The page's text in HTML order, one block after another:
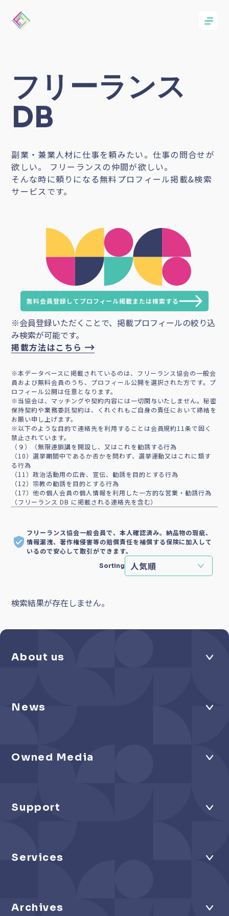
フリーランス
DB
副業・兼業人材に仕事を頼みたい。仕事の問合せが
欲しい。 フリーランスの仲間が欲しい。
そんな時に頼りになる無料プロフィール掲載&検索
サービスです。
無料会員登録してプロフィール掲載または検索する
※会員登録いただくことで、掲載プロフィールの絞り込
み検索が可能です。
掲載方法はこちら
※本データベースに掲載されているのは、フリーランス協会の一般会
員および無料会員のうち、プロフィール公開を選択された方です。プ
ロフィール公開は任意となります。
※当協会は、マッチングや契約内容には一切関与いたしません。秘密
保持契約や業務委託契約は、くれぐれもご自身の責任において締結を
お願い申し上げます。
※以下のような目的で連絡先を利用することは会員規約11条で固く
禁止されています。
（９）（無限連鎖講を開設し、又はこれを勧誘する行為
（10）選挙期間中であるか否かを問わず、選挙運動又はこれに類す
る行為
（11）政治活動用の広告、宣伝、勧誘を目的とする行為
（12）宗教の勧誘を目的とする行為
（17）他の個人会員の個人情報を利用した一方的な営業・勧誘行為
（フリーランス DB に掲載される連絡先を含む）
フリーランス協会一般会員で、本人確認済み。納品物の瑕疵、
情報漏洩、著作権侵害等の賠償責任を補償する保険に加入して
いるので安心して取引ができます。
Sorting
検索結果が存在しません。
About us
News
Owned Media
Support
Services
Archives